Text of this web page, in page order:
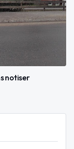
notiser